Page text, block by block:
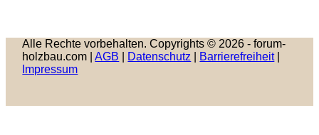
Alle Rechte vorbehalten. Copyrights © 2026 - forum-
holzbau.com |AGB Datenschutz Barrierefreiheit|
Impressum